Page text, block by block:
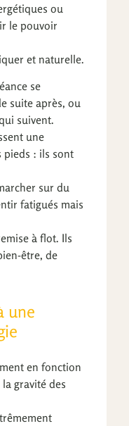
ou
le pouvoir
et naturelle.
se
suite après, ou
suivent.
une
pieds : ils sont
sur du
fatigués mais
à flot. Ils
être, de
une
en fonction
gravité des